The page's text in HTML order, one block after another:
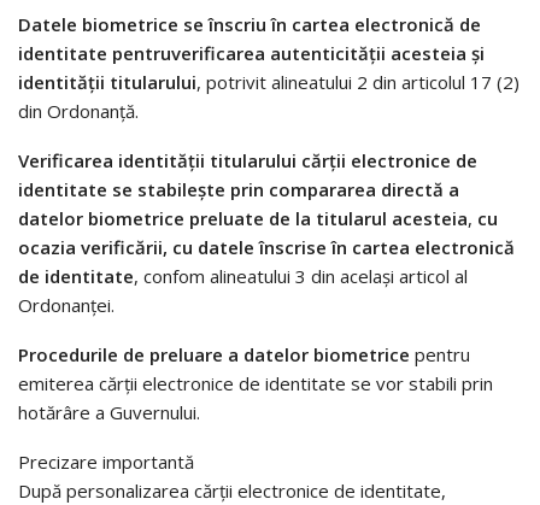
Datele biometrice se înscriu în cartea electronică de
identitate pentruverificarea autenticităţii acesteia şi
identităţii titularului, potrivit alineatului 2 din articolul 17 (2)
din Ordonanţă.
Verificarea identităţii titularului cărţii electronice de
identitate se stabileşte prin compararea directă a
datelor biometrice preluate de la titularul acesteia, cu
ocazia verificării, cu datele înscrise în cartea electronică
de identitate, confom alineatului 3 din acelaşi articol al
Ordonanţei.
Procedurile de preluare a datelor biometrice pentru
emiterea cărţii electronice de identitate se vor stabili prin
hotărâre a Guvernului.
Precizare importantă
După personalizarea cărţii electronice de identitate,